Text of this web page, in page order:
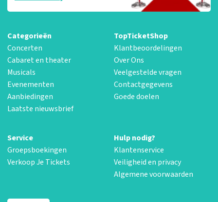
Categorieën
Concerten
Cabaret en theater
Musicals
Evenementen
Aanbiedingen
Laatste nieuwsbrief
TopTicketShop
Klantbeoordelingen
Over Ons
Veelgestelde vragen
Contactgegevens
Goede doelen
Service
Groepsboekingen
Verkoop Je Tickets
Hulp nodig?
Klantenservice
Veiligheid en privacy
Algemene voorwaarden